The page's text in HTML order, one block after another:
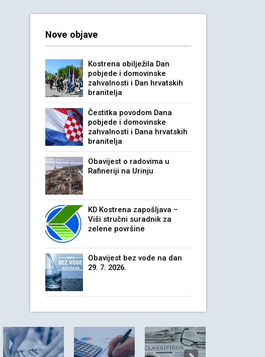
Nove objave
Kostrena obilježila Dan
pobjede i domovinske
zahvalnosti i Dan hrvatskih
branitelja
Čestitka povodom Dana
pobjede i domovinske
zahvalnosti i Dana hrvatskih
branitelja
Obavijest o radovima u
Rafineriji na Urinju
KD Kostrena zapošljava –
Viši stručni suradnik za
zelene površine
Obavijest bez vode na dan
29. 7. 2026.